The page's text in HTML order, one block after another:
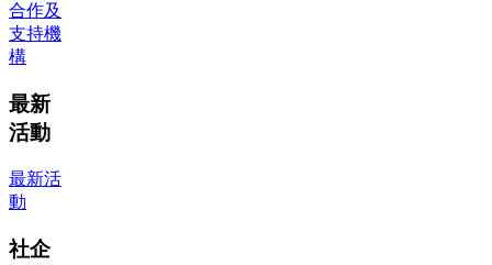
合作及
支持機
構
最新
活動
最新活
動
社企